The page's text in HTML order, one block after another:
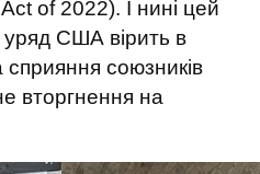
of 2022). І нині цей
уряд США вірить в
сприяння союзників
вторгнення на